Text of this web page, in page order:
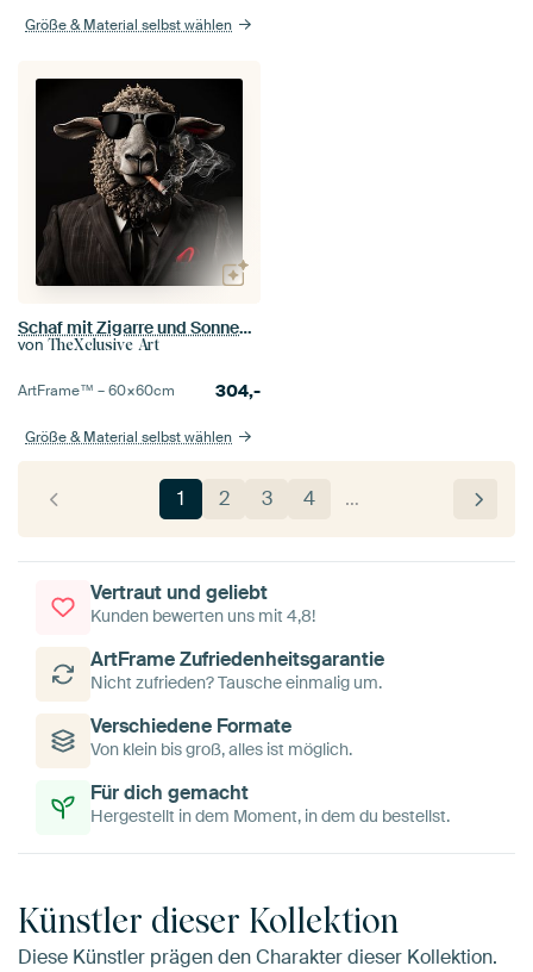
Größe & Material selbst wählen
Schaf mit Zigarre und Sonnenbrille
von TheXclusive Art
ArtFrame™ –60×60cm 304,-
Größe & Material selbst wählen
1 2 3 4 …
Vertraut und geliebt
Kunden bewerten uns mit 4,8!
ArtFrame Zufriedenheitsgarantie
Nicht zufrieden? Tausche einmalig um.
Verschiedene Formate
Von klein bis groß, alles ist möglich.
Für dich gemacht
Hergestellt in dem Moment, in dem du bestellst.
Künstler dieser Kollektion
Diese Künstler prägen den Charakter dieser Kollektion.